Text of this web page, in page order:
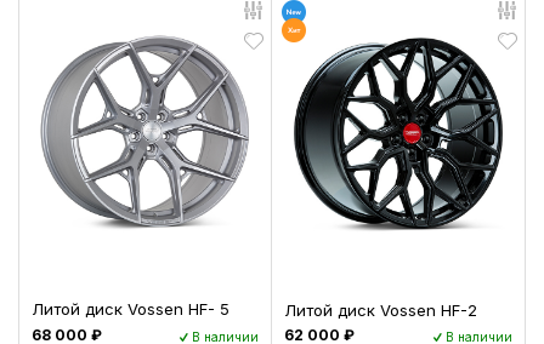
Литой диск Vossen HF- 5
68 000 ₽ В наличии
Литой диск Vossen HF-2
62 000 ₽ В наличии